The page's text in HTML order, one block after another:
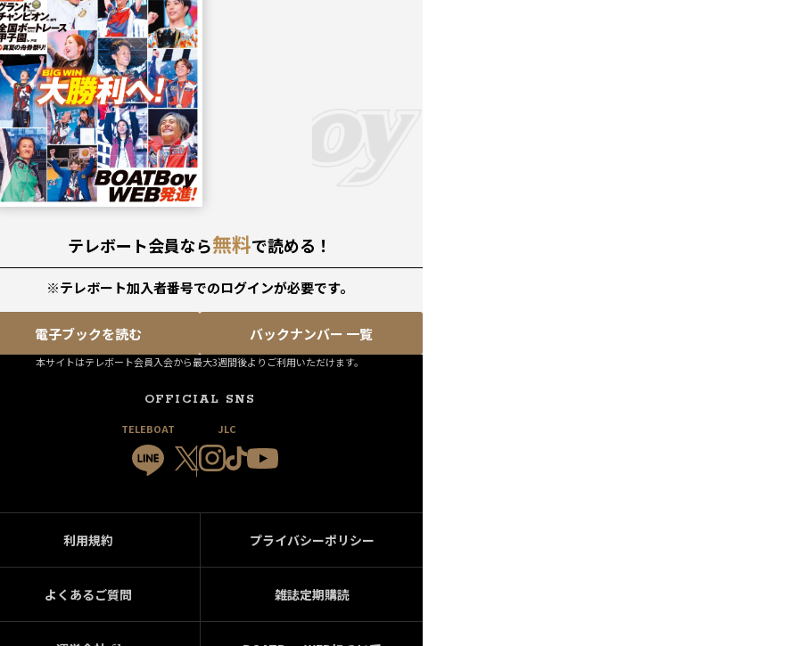
9月号
テレボート会員なら無料で読める！
※テレボート加入者番号でのログインが必要です。
電子ブックを読む バックナンバー 一覧
本サイトはテレボート会員入会から最大3週間後よりご利用いただけます。
OFFICIAL SNS
TELEBOAT JLC
利用規約 プライバシーポリシー
よくあるご質問 雑誌定期購読